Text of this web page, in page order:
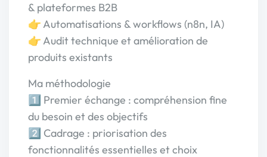
& plateformes B2B
👉 Automatisations & workflows (n8n, IA)
👉 Audit technique et amélioration de
produits existants
Ma méthodologie
1️⃣ Premier échange : compréhension fine
du besoin et des objectifs
2️⃣ Cadrage : priorisation des
fonctionnalités essentielles et choix